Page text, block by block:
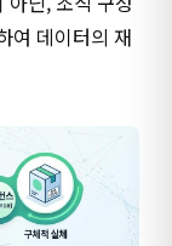
여 데이터의 재